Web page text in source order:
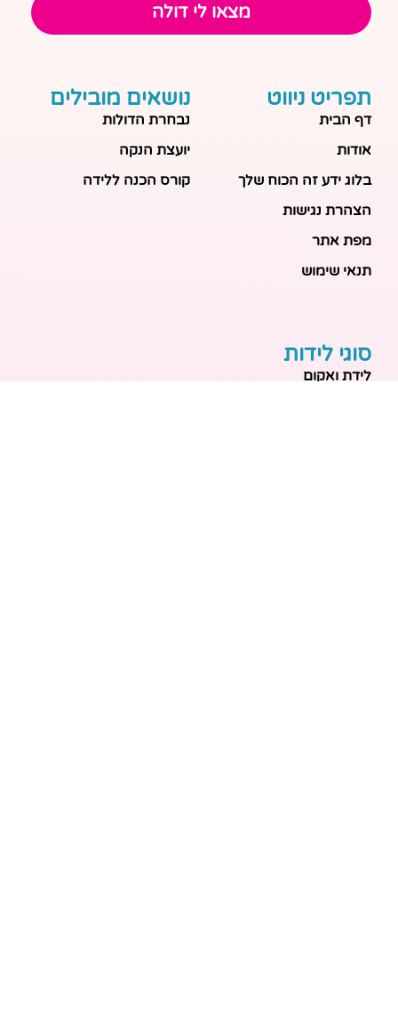
מצאו לי דולה
תפריט ניווט
דף הבית
אודות
בלוג ידע זה הכוח שלך
הצהרת נגישות
מפת אתר
תנאי שימוש
נושאים מובילים
נבחרת הדולות
יועצת הנקה
קורס הכנה ללידה
סוגי לידות
לידת ואקום